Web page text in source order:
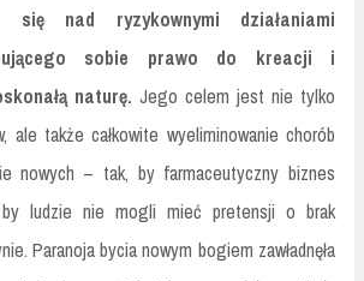
się nad ryzykownymi działaniami
sobie prawo do kreacji i
naturę. Jego celem jest nie tylko
ale także całkowite wyeliminowanie chorób
nowych – tak, by farmaceutyczny biznes
ludzie nie mogli mieć pretensji o brak
Paranoja bycia nowym bogiem zawładnęła